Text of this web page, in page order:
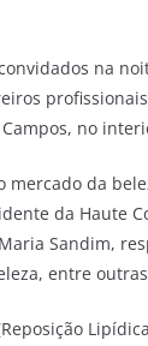
na
no
da
da Haute
Sandim,
entre